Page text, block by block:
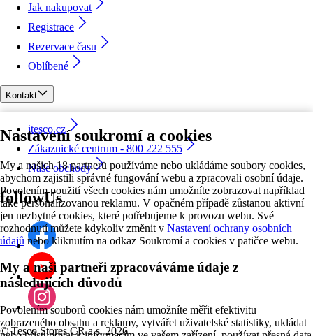
Nastavení soukromí a cookies
My a našich 18 partnerů používáme nebo ukládáme soubory cookies,
abychom zajistili správné fungování webu a zpracovali osobní údaje.
Povolením použití všech cookies nám umožníte zobrazovat například
také personalizovanou reklamu. V opačném případě zůstanou aktivní
jen nezbytné cookies, které potřebujeme k provozu webu. Své
rozhodnutí můžete kdykoliv změnit v Nastavení ochrany osobních
údajů nebo kliknutím na odkaz Soukromí a cookies v patičce webu.
My a naši partneři zpracováváme údaje z
následujících důvodů
Povolením souborů cookies nám umožníte měřit efektivitu
zobrazeného obsahu a reklamy, vytvářet uživatelské statistiky, ukládat
Jak nakupovat
Registrace
Rezervace času
Oblíbené
Kontakt
itesco.cz
Zákaznické centrum - 800 222 555
Naše obchody
followUs
©Tesco Stores ČR a.s. 2026